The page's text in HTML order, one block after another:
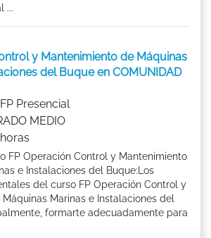
...
y Mantenimiento de Máquinas
del Buque en COMUNIDAD
Presencial
MEDIO
FP Operación Control y Mantenimiento
e Instalaciones del Buque:Los
del curso FP Operación Control y
Marinas e Instalaciones del
formarte adecuadamente para